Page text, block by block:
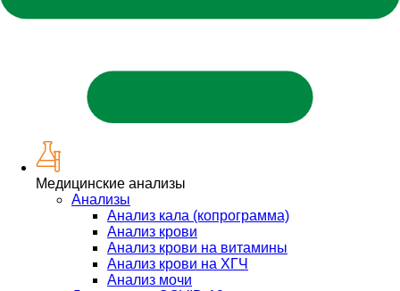
Медицинские анализы
Анализы
Анализ кала (копрограмма)
Анализ крови
Анализ крови на витамины
Анализ крови на ХГЧ
Анализ мочи